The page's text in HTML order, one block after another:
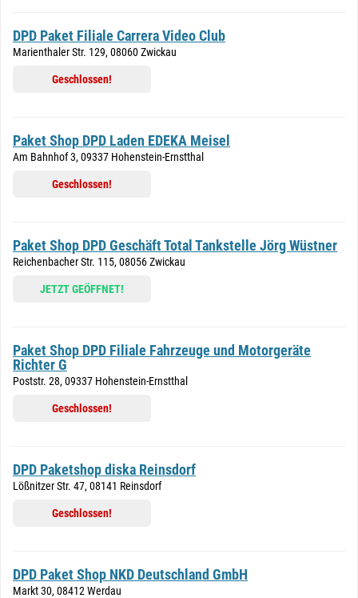
DPD Paket Filiale Carrera Video Club
Marienthaler Str. 129, 08060 Zwickau
Geschlossen!
Paket Shop DPD Laden EDEKA Meisel
Am Bahnhof 3, 09337 Hohenstein-Ernstthal
Geschlossen!
Paket Shop DPD Geschäft Total Tankstelle Jörg Wüstner
Reichenbacher Str. 115, 08056 Zwickau
JETZT GEÖFFNET!
Paket Shop DPD Filiale Fahrzeuge und Motorgeräte
Richter G
Poststr. 28, 09337 Hohenstein-Ernstthal
Geschlossen!
DPD Paketshop diska Reinsdorf
Lößnitzer Str. 47, 08141 Reinsdorf
Geschlossen!
DPD Paket Shop NKD Deutschland GmbH
Markt 30, 08412 Werdau